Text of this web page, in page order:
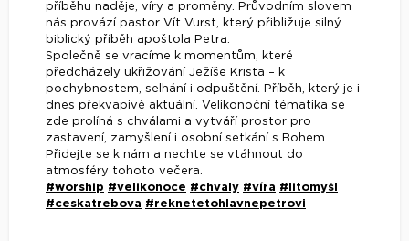
příběhu naděje, víry a proměny. Průvodním slovem
nás provází pastor Vít Vurst, který přibližuje silný
biblický příběh apoštola Petra.
Společně se vracíme k momentům, které
předcházely ukřižování Ježíše Krista – k
pochybnostem, selhání i odpuštění. Příběh, který je i
dnes překvapivě aktuální. Velikonoční tématika se
zde prolíná s chválami a vytváří prostor pro
zastavení, zamyšlení i osobní setkání s Bohem.
Přidejte se k nám a nechte se vtáhnout do
atmosféry tohoto večera.
#worship #velikonoce #chvaly #víra #litomyšl
#ceskatrebova #reknetetohlavnepetrovi